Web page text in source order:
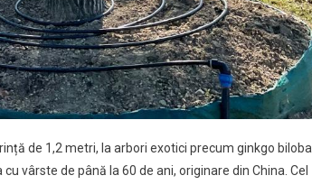
de 1,2 metri, la arbori exotici precum ginkgo
vârste de până la 60 de ani, originare din China. Cel